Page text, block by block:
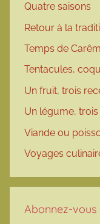
Quatre saisons
Retour à la
Temps de
Tentacules,
Un fruit, trois
Un légume,
Viande ou
Voyages
Abonnez-